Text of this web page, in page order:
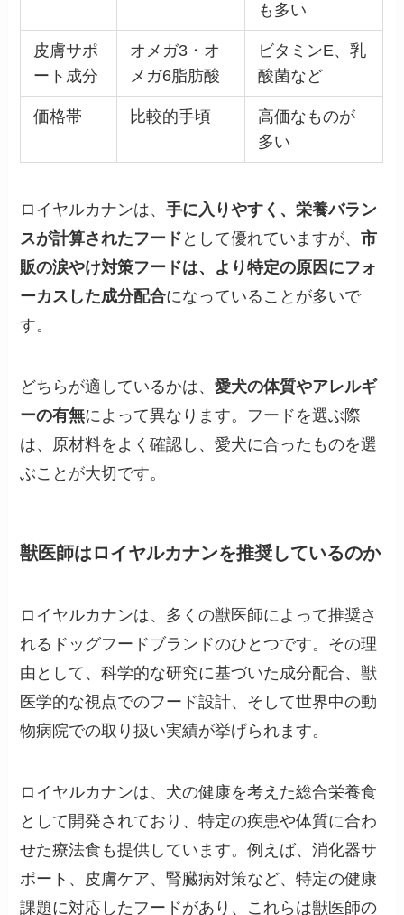
も多い
皮膚サポ
ート成分
オメガ3・オ
メガ6脂肪酸
ビタミンE、乳
酸菌など
価格帯 比較的手頃
高価なものが
多い
ロイヤルカナンは、手に入りやすく、栄養バラン
スが計算されたフード として優れていますが、市
販の涙やけ対策フードは、より特定の原因にフォ
ーカスした成分配合になっていることが多いで
す。
どちらが適しているかは、愛犬の体質やアレルギ
ーの有無によって異なります。フードを選ぶ際
は、原材料をよく確認し、愛犬に合ったものを選
ぶことが大切です。
獣医師はロイヤルカナンを推奨しているのか
ロイヤルカナンは、多くの獣医師によって推奨さ
れるドッグフードブランドのひとつです。その理
由として、科学的な研究に基づいた成分配合、獣
医学的な視点でのフード設計、そして世界中の動
物病院での取り扱い実績が挙げられます。
ロイヤルカナンは、犬の健康を考えた総合栄養食
として開発されており、特定の疾患や体質に合わ
せた療法食も提供しています。例えば、消化器サ
ポート、皮膚ケア、腎臓病対策など、特定の健康
課題に対応したフードがあり、これらは獣医師の